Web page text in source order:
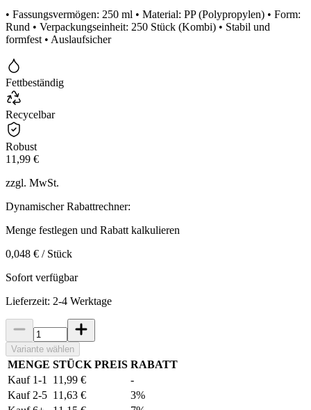
• Fassungsvermögen: 250 ml • Material: PP (Polypropylen) • Form:
Rund • Verpackungseinheit: 250 Stück (Kombi) • Stabil und
formfest • Auslaufsicher
Fettbeständig
Recycelbar
Robust
11,99 €
zzgl. MwSt.
Dynamischer Rabattrechner:
Menge festlegen und Rabatt kalkulieren
0,048 € / Stück
Sofort verfügbar
Lieferzeit: 2-4 Werktage
Variante wählen
MENGE STÜCK PREIS RABATT
Kauf 1-1
11,99 €
-
Kauf 2-5 11,63 €
3%